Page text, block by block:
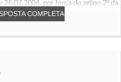
COMPLETA
26.07.2004, por força do artigo 2º da
a...